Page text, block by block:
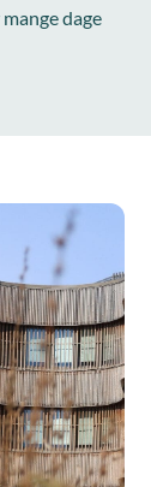
dage